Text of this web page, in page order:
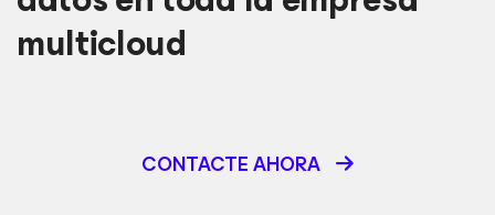
multicloud
CONTACTE AHORA